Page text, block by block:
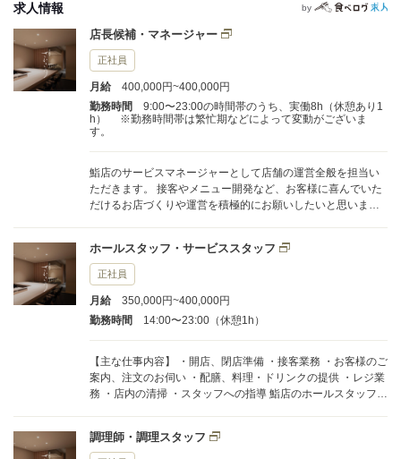
求人情報 by
店長候補・マネージャー
正社員
月給
400,000円~400,000円
勤務時間
9:00〜23:00の時間帯のうち、実働8h（休憩あり1
h） ※勤務時間帯は繁忙期などによって変動がございま
す。
鮨店のサービスマネージャーとして店舗の運営全般を担当い
ただきます。 接客やメニュー開発など、お客様に喜んでいた
だけるお店づくりや運営を積極的にお願いしたいと思いま
理 ・調理補助（仕込みや盛り付け、ドリンクの作成など） な
ど ■店舗管理業務 ＜例＞ ・売上の管理 ・仕入れ ・店舗での
イベント企画、販売促進 ・スタッフの育成、勤怠管理および
ホールスタッフ・サービススタッフ
正社員
月給
350,000円~400,000円
勤務時間
14:00〜23:00（休憩1h）
【主な仕事内容】 ・開店、閉店準備 ・接客業務 ・お客様のご
案内、注文のお伺い ・配膳、料理・ドリンクの提供 ・レジ業
務 ・店内の清掃 ・スタッフへの指導 鮨店のホールスタッフと
リンクの準備提供など、ホール業務全般をおまかせいたしま
調理師・調理スタッフ